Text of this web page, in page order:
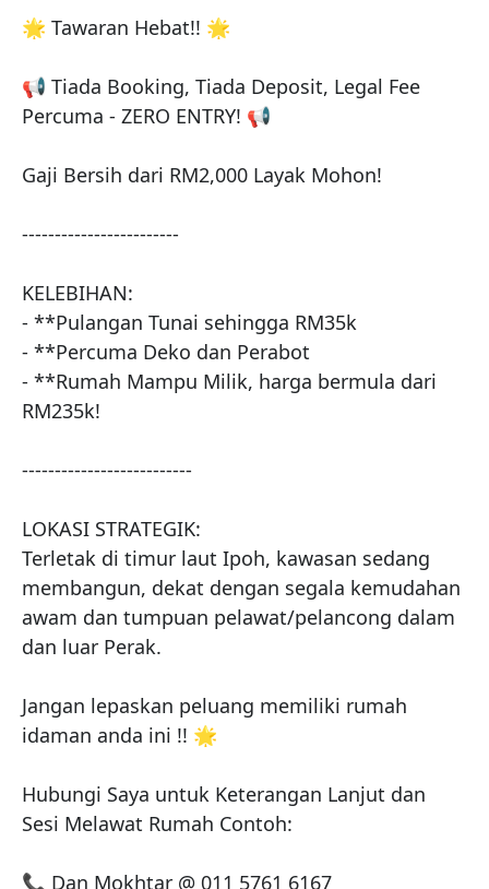
🌟 Tawaran Hebat!! 🌟
📢 Tiada Booking, Tiada Deposit, Legal Fee
Percuma - ZERO ENTRY! 📢
Gaji Bersih dari RM2,000 Layak Mohon!
------------------------
KELEBIHAN:
- **Pulangan Tunai sehingga RM35k
- **Percuma Deko dan Perabot
- **Rumah Mampu Milik, harga bermula dari
RM235k!
--------------------------
LOKASI STRATEGIK:
Terletak di timur laut Ipoh, kawasan sedang
membangun, dekat dengan segala kemudahan
awam dan tumpuan pelawat/pelancong dalam
dan luar Perak.
Jangan lepaskan peluang memiliki rumah
idaman anda ini !! 🌟
Hubungi Saya untuk Keterangan Lanjut dan
Sesi Melawat Rumah Contoh:
📞 Dan Mokhtar @ 011 5761 6167